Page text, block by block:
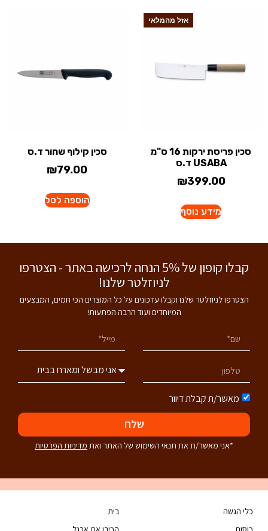
אזל מהמלאי
סכין פריסת ירקות 16 ס"מ
USABA ד.ס
₪399.00
מידע נוסף
סכין קילוף שחור ד.ס
₪79.00
הוספה לסל
קבלו קופון של 5% הנחה לרכישה באתר - הצטרפו
לניוזלטר שלנו!
הצטרפו לניוזלטר שלנו וקבלו עדכונים על כל המוצרים הכי חמים, המבצעים
המיוחדים ועוד הרבה הפתעות!
מאשר/ת קבלת דיוור
שלח
*אני מאשר/ת את תנאי השימוש של האתר ואת מדיניות הפרטיות
כלי הגשה
בית